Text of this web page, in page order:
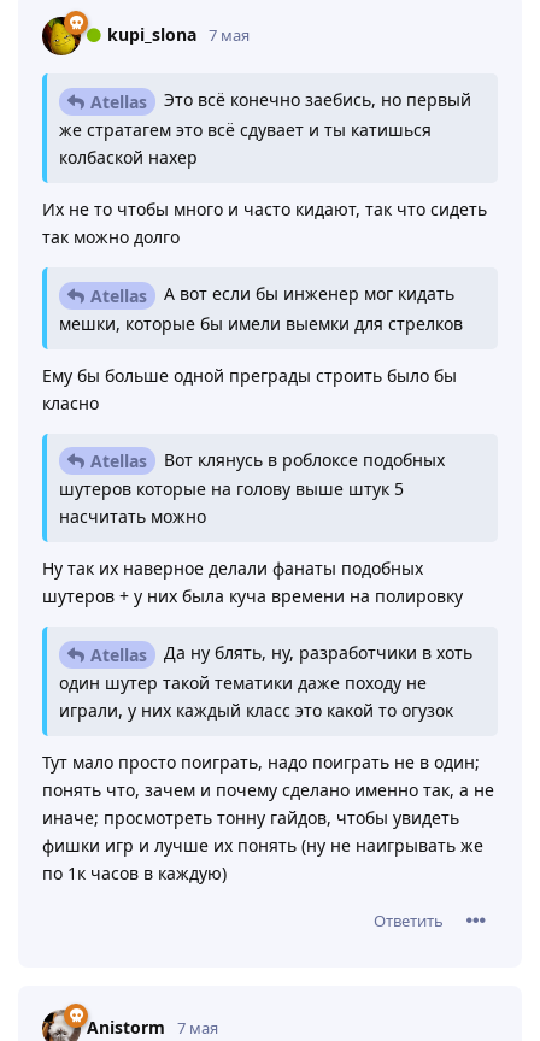
kupi_slona 7 мая
Atellas
Это всё конечно заебись, но первый
же стратагем это всё сдувает и ты катишься
колбаской нахер
Их не то чтобы много и часто кидают, так что сидеть
так можно долго
Atellas
А вот если бы инженер мог кидать
мешки, которые бы имели выемки для стрелков
Ему бы больше одной преграды строить было бы
класно
Atellas
Вот клянусь в роблоксе подобных
шутеров которые на голову выше штук 5
насчитать можно
Ну так их наверное делали фанаты подобных
шутеров + у них была куча времени на полировку
Atellas
Да ну блять, ну, разработчики в хоть
один шутер такой тематики даже походу не
играли, у них каждый класс это какой то огузок
Тут мало просто поиграть, надо поиграть не в один;
понять что, зачем и почему сделано именно так, а не
иначе; просмотреть тонну гайдов, чтобы увидеть
фишки игр и лучше их понять (ну не наигрывать же
по 1к часов в каждую)
Ответить
Anistorm 7 мая